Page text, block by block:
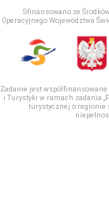
Sfinansowano ze
Operacyjnego Województwa
Zadanie jest
i Turystyki w ramach zadania
turystycznej o regionie